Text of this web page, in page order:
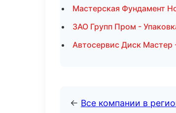
Мастерская Фундамент
ЗАО Групп Пром -
Автосервис Диск Мастер
← Все компании в